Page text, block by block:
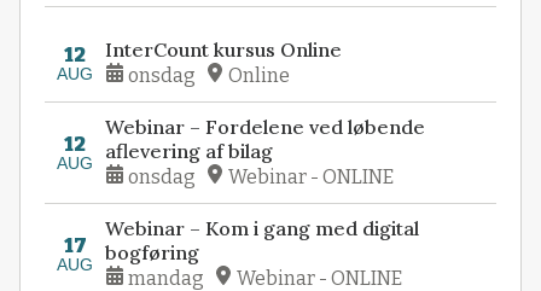
12
AUG
InterCount kursus Online
onsdag Online
12
AUG
Webinar – Fordelene ved løbende
aflevering af bilag
onsdag Webinar - ONLINE
17
AUG
Webinar – Kom i gang med digital
bogføring
mandag Webinar - ONLINE